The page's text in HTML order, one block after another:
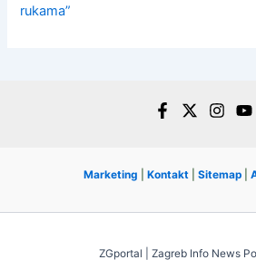
rukama”
Marketing Kontakt Sitemap
ZGportal | Zagreb Info News